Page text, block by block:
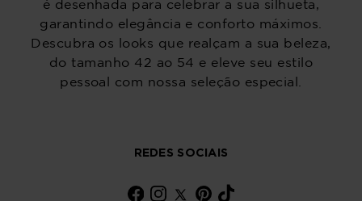
é desenhada para celebrar a sua silhueta,
garantindo elegância e conforto máximos.
Descubra os looks que realçam a sua beleza,
do tamanho 42 ao 54 e eleve seu estilo
pessoal com nossa seleção especial.
REDES SOCIAIS